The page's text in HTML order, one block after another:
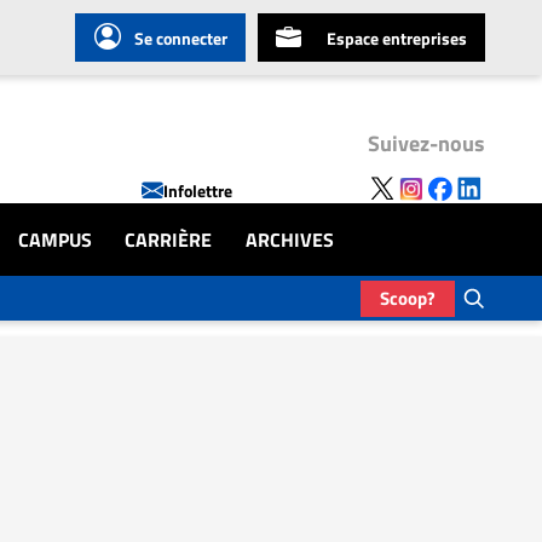
Se connecter Espace entreprises
Infolettre
Suivez-nous
CAMPUS CARRIÈRE ARCHIVES
Scoop?